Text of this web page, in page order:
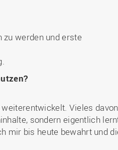
werden und erste
Vieles
sondern eigentlich
mir bis heute bewahrt und